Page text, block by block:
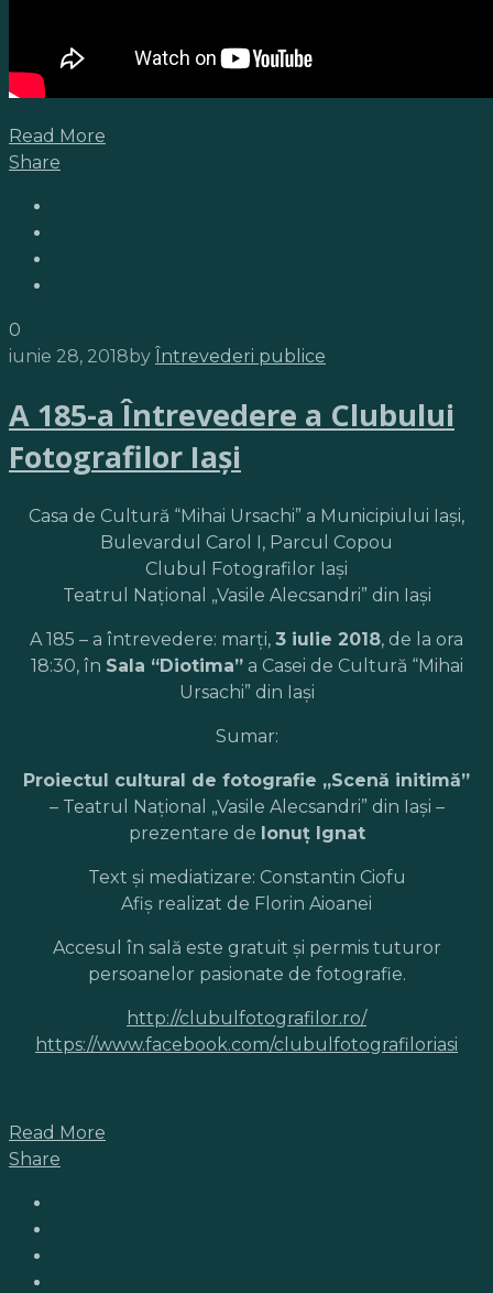
Read More
Share
0
iunie 28, 2018 by Întrevederi publice
A 185-a Întrevedere a Clubului
Fotografilor Iaşi
Casa de Cultură “Mihai Ursachi” a Municipiului Iaşi,
Bulevardul Carol I, Parcul Copou
Clubul Fotografilor Iaşi
Teatrul Naţional „Vasile Alecsandri” din Iaşi
A 185 – a întrevedere: marţi, 3 iulie 2018, de la ora
18:30, în Sala “Diotima”a Casei de Cultură “Mihai
Ursachi” din Iaşi
Sumar:
Proiectul cultural de fotografie „Scenă initimă”
– Teatrul Naţional „Vasile Alecsandri” din Iaşi –
prezentare de Ionuţ Ignat
Text şi mediatizare: Constantin Ciofu
Afiş realizat de Florin Aioanei
Accesul în sală este gratuit şi permis tuturor
persoanelor pasionate de fotografie.
http://clubulfotografilor.ro/
https://www.facebook.com/clubulfotografiloriasi
Read More
Share